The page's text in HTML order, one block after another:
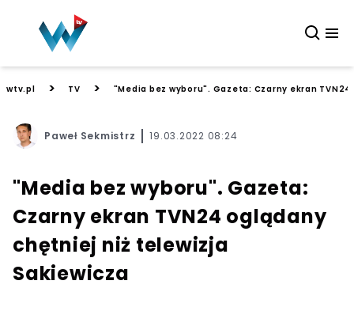
wtv.pl > TV > "Media bez wyboru". Gazeta: Czarny ekran
Paweł Sekmistrz 19.03.2022 08:24
"Media bez wyboru". Gazeta:
Czarny ekran TVN24 oglądany
chętniej niż telewizja
Sakiewicza